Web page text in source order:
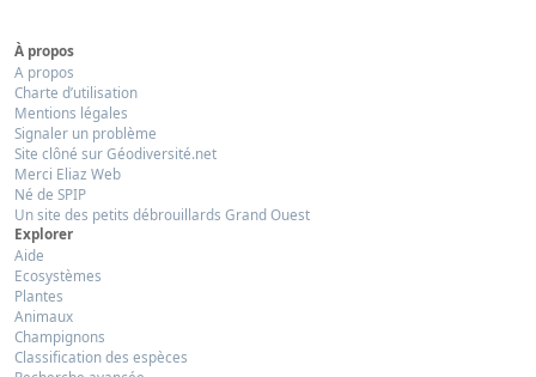
À propos
A propos
Charte d’utilisation
Mentions légales
Signaler un problème
Site clôné sur Géodiversité.net
Merci Eliaz Web
Né de SPIP
Un site des petits débrouillards Grand Ouest
Explorer
Aide
Ecosystèmes
Plantes
Animaux
Champignons
Classification des espèces